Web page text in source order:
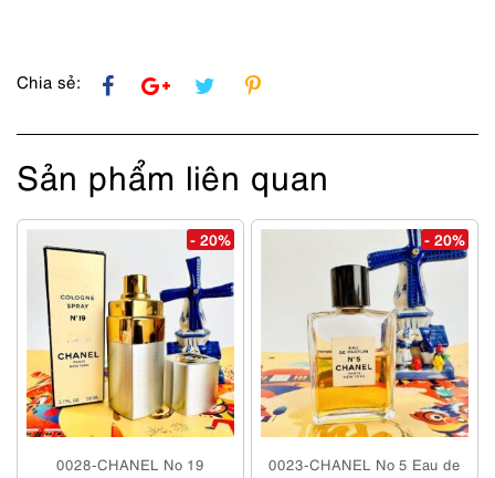
Chia sẻ:
Sản phẩm liên quan
- 20%
0028-CHANEL No 19
- 20%
0023-CHANEL No 5 Eau de